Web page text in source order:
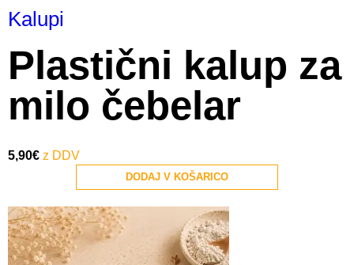
Kalupi
Plastični kalup za
milo čebelar
5,90€
DODAJ V KOŠARICO